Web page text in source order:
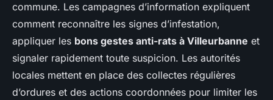
commune. Les campagnes d’information expliquent
comment reconnaître les signes d’infestation,
appliquer les bons gestes anti-rats à Villeurbanne et
signaler rapidement toute suspicion. Les autorités
locales mettent en place des collectes régulières
d’ordures et des actions coordonnées pour limiter les